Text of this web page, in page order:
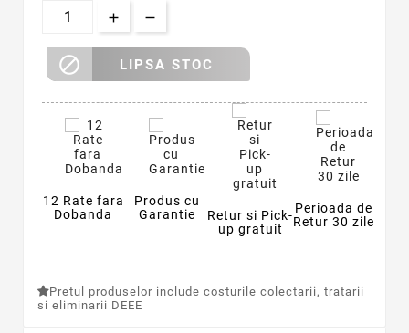
 LIPSA STOC
12 Rate fara
Dobanda
Produs cu
Garantie
Retur si Pick-
up gratuit
Perioada de
Retur 30 zile
Pretul produselor include costurile colectarii, tratarii
si eliminarii DEEE